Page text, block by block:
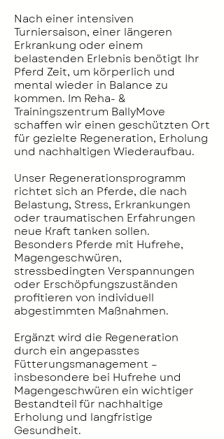
Nach einer intensiven
Turniersaison, einer längeren
Erkrankung oder einem
belastenden Erlebnis benötigt Ihr
Pferd Zeit, um körperlich und
mental wieder in Balance zu
kommen. Im Reha- &
Trainingszentrum BallyMove
schaffen wir einen geschützten Ort
für gezielte Regeneration, Erholung
und nachhaltigen Wiederaufbau.
Unser Regenerationsprogramm
richtet sich an Pferde, die nach
Belastung, Stress, Erkrankungen
oder traumatischen Erfahrungen
neue Kraft tanken sollen.
Besonders Pferde mit Hufrehe,
Magengeschwüren,
stressbedingten Verspannungen
oder Erschöpfungszuständen
profitieren von individuell
abgestimmten Maßnahmen.
Ergänzt wird die Regeneration
durch ein angepasstes
Fütterungsmanagement –
insbesondere bei Hufrehe und
Magengeschwüren ein wichtiger
Bestandteil für nachhaltige
Erholung und langfristige
Gesundheit.